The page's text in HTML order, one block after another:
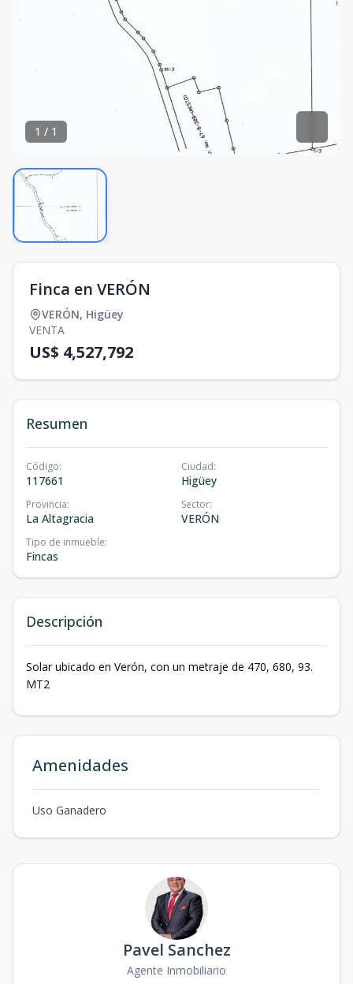
1 / 1
Finca en VERÓN
VERÓN, Higüey
VENTA
US$ 4,527,792
Resumen
Código:
117661
Ciudad:
Higüey
Provincia:
La Altagracia
Sector:
VERÓN
Tipo de inmueble:
Fincas
Descripción
Solar ubicado en Verón, con un metraje de 470, 680, 93.
MT2
Amenidades
Uso Ganadero
Pavel Sanchez
Agente Inmobiliario